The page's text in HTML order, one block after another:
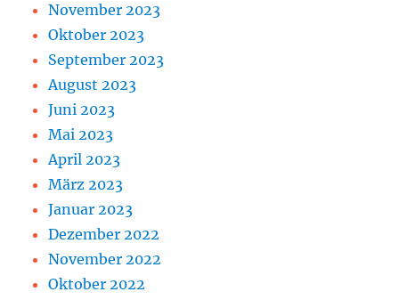
November 2023
Oktober 2023
September 2023
August 2023
Juni 2023
Mai 2023
April 2023
März 2023
Januar 2023
Dezember 2022
November 2022
Oktober 2022